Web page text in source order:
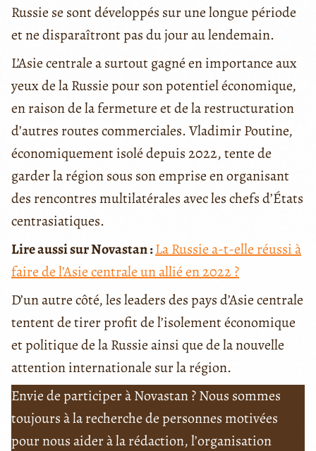
Russie se sont développés sur une longue période
et ne disparaîtront pas du jour au lendemain.
L’Asie centrale a surtout gagné en importance aux
yeux de la Russie pour son potentiel économique,
en raison de la fermeture et de la restructuration
d’autres routes commerciales. Vladimir Poutine,
économiquement isolé depuis 2022, tente de
garder la région sous son emprise en organisant
des rencontres multilatérales avec les chefs d’États
centrasiatiques.
Lire aussi sur Novastan :La Russie a-t-elle réussi à
faire de l’Asie centrale un allié en 2022 ?
D’un autre côté, les leaders des pays d’Asie centrale
tentent de tirer profit de l’isolement économique
et politique de la Russie ainsi que de la nouvelle
attention internationale sur la région.
Envie de participer à Novastan ? Nous sommes
toujours à la recherche de personnes motivées
pour nous aider à la rédaction, l’organisation